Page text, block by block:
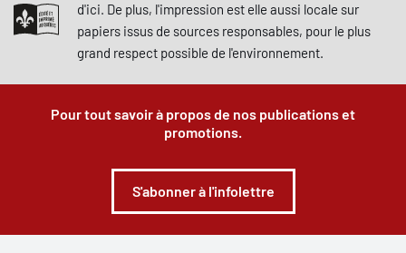
d'ici. De plus, l'impression est elle aussi locale sur
papiers issus de sources responsables, pour le plus
grand respect possible de l'environnement.
Pour tout savoir à propos de nos publications et
promotions.
S'abonner à l'infolettre